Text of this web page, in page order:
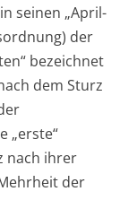
seinen „April-
der
bezeichnet
dem Sturz
„erste“
nach ihrer
der